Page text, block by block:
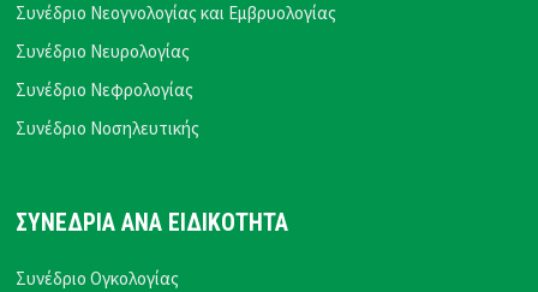
Συνέδριο Νεογνολογίας και Εμβρυολογίας
Συνέδριο Νευρολογίας
Συνέδριο Νεφρολογίας
Συνέδριο Νοσηλευτικής
ΣΥΝΕΔΡΙΑ ΑΝΑ ΕΙΔΙΚΟΤΗΤΑ
Συνέδριο Ογκολογίας